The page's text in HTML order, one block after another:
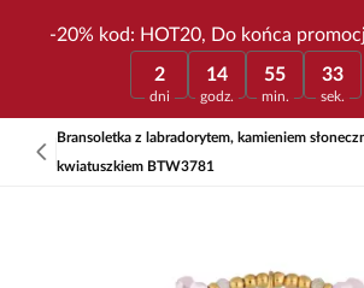
-20% kod: HOT20, Do końca
2
dni
14
godz.
55
min.
33
sek.
Bransoletka z labradorytem, kamieniem
kwiatuszkiem BTW3781